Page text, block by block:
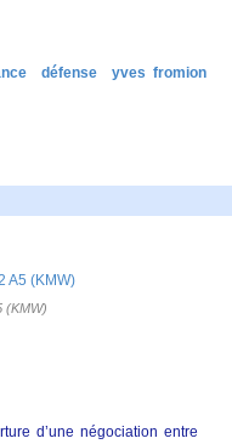
défense
yves fromion
(KMW)
d’une négociation entre